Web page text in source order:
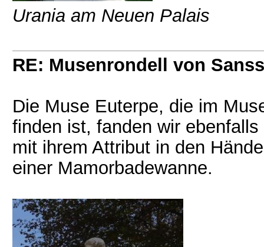
Urania am Neuen Palais
RE: Musenrondell von
Die Muse Euterpe, die im
finden ist, fanden wir
mit ihrem Attribut in den
einer Mamorbadewanne.